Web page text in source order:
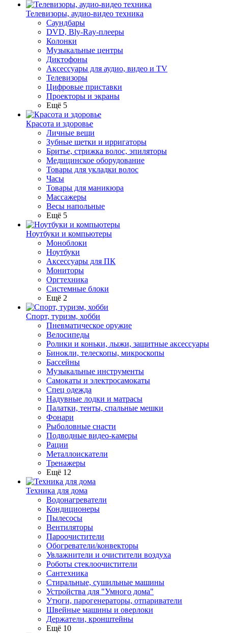
Телевизоры, аудио-видео техника
Саундбары
DVD, Bly-Ray-плееры
Колонки
Музыкальные центры
Диктофоны
Аксессуары для аудио, видео и TV
Телевизоры
Цифровые приставки
Проекторы и экраны
Ещё 5
Красота и здоровье
Личные вещи
Зубные щетки и ирригаторы
Бритье, стрижка волос, эпиляторы
Медицинское оборудование
Товары для укладки волос
Часы
Товары для маникюра
Массажеры
Весы напольные
Ещё 5
Ноутбуки и компьютеры
Моноблоки
Ноутбуки
Аксессуары для ПК
Мониторы
Оргтехника
Системные блоки
Ещё 2
Спорт, туризм, хобби
Пневматическое оружие
Велосипеды
Ролики и коньки, лыжи, защитные аксессуары
Бинокли, телескопы, микроскопы
Бассейны
Музыкальные инструменты
Самокаты и электросамокаты
Спец одежда
Надувные лодки и матрасы
Палатки, тенты, спальные мешки
Фонари
Рыболовные снасти
Подводные видео-камеры
Рации
Металлоискатели
Тренажеры
Ещё 12
Техника для дома
Водонагреватели
Кондиционеры
Пылесосы
Вентиляторы
Пароочистители
Обогреватели/конвекторы
Увлажнители и очистители воздуха
Роботы стеклоочистители
Сантехника
Стиральные, сушильные машины
Устройства для "Умного дома"
Утюги, парогенераторы, отпариватели
Швейные машины и оверлоки
Держатели, кронштейны
Ещё 10